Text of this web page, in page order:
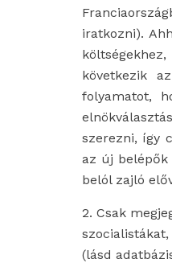
iratkozni).
következik
folyamatot,
szerezni, így
az új belépők
belól zajló
2. Csak
(lásd